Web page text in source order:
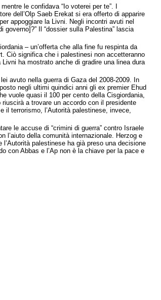
le confidava “Io voterei per te”. I
dell’Olp Saeb Erekat si era offerto di apparire
appoggiare la Livni. Negli incontri avuti nel
Il “dossier sulla Palestina” lascia
– un’offerta che alla fine fu respinta da
Ciò significa che i palestinesi non accetteranno
ha mostrato anche di gradire una linea dura
avuto nella guerra di Gaza del 2008-2009. In
negli ultimi quindici anni gli ex premier Ehud
vuole quasi il 100 per cento della Cisgiordania,
a trovare un accordo con il presidente
il terrorismo, l’Autorità palestinese, invece,
le accuse di “crimini di guerra” contro Israele
l’aiuto della comunità internazionale. Herzog e
palestinese ha già preso una decisione
con Abbas e l’Ap non è la chiave per la pace e